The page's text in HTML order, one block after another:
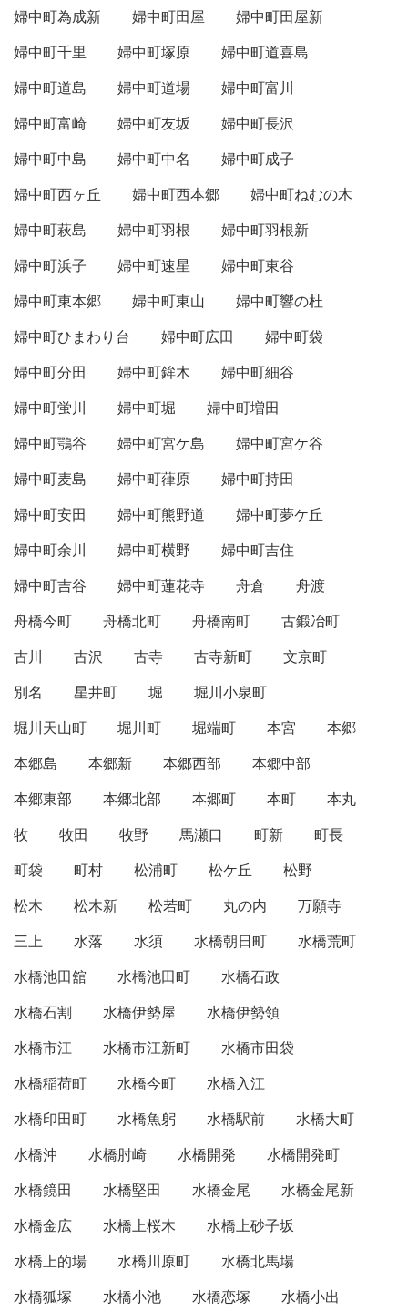
婦中町為成新
婦中町田屋
婦中町田屋新
婦中町千里
婦中町塚原
婦中町道喜島
婦中町道島
婦中町道場
婦中町富川
婦中町富崎
婦中町友坂
婦中町長沢
婦中町中島
婦中町中名
婦中町成子
婦中町西ヶ丘
婦中町西本郷
婦中町ねむの木
婦中町萩島
婦中町羽根
婦中町羽根新
婦中町浜子
婦中町速星
婦中町東谷
婦中町東本郷
婦中町東山
婦中町響の杜
婦中町ひまわり台
婦中町広田
婦中町袋
婦中町分田
婦中町鉾木
婦中町細谷
婦中町蛍川
婦中町堀
婦中町増田
婦中町鶚谷
婦中町宮ケ島
婦中町宮ケ谷
婦中町麦島
婦中町葎原
婦中町持田
婦中町安田
婦中町熊野道
婦中町夢ケ丘
婦中町余川
婦中町横野
婦中町吉住
婦中町吉谷
婦中町蓮花寺 舟倉
舟渡
舟橋今町
舟橋北町 舟橋南町
古鍛冶町
古川
古沢 古寺 古寺新町
文京町
別名
星井町 堀
堀川小泉町
堀川天山町
堀川町 堀端町 本宮
本郷
本郷島
本郷新 本郷西部
本郷中部
本郷東部
本郷北部 本郷町 本町
本丸
牧
牧田 牧野 馬瀬口 町新
町長
町袋
町村 松浦町 松ケ丘
松野
松木
松木新 松若町 丸の内
万願寺
三上
水落 水須 水橋朝日町
水橋荒町
水橋池田舘
水橋池田町
水橋石政
水橋石割
水橋伊勢屋
水橋伊勢領
水橋市江
水橋市江新町
水橋市田袋
水橋稲荷町
水橋今町
水橋入江
水橋印田町
水橋魚躬 水橋駅前
水橋大町
水橋沖
水橋肘崎 水橋開発
水橋開発町
水橋鏡田
水橋堅田 水橋金尾
水橋金尾新
水橋金広
水橋上桜木
水橋上砂子坂
水橋上的場
水橋川原町
水橋北馬場
水橋狐塚
水橋小池 水橋恋塚
水橋小出